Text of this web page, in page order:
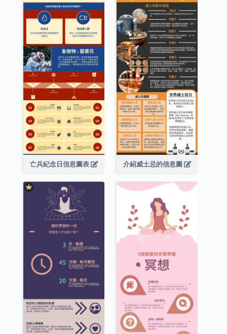
亡兵紀念日信息圖表 介紹威士忌的信息圖